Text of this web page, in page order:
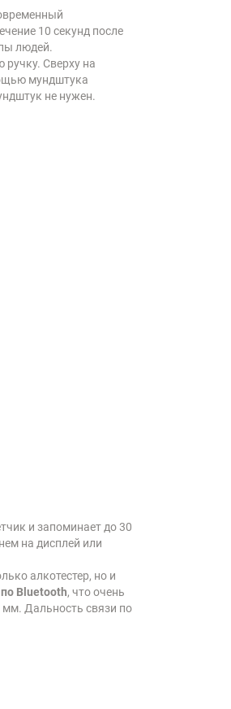
10 секунд после
людей.
Сверху на
мундштука
не нужен.
и запоминает до 30
на дисплей или
алкотестер, но и
Bluetooth, что очень
мм. Дальность связи по